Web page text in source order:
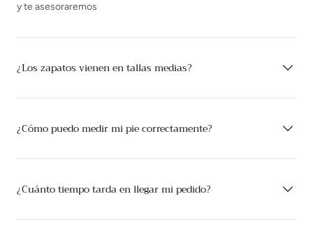
y te asesoraremos
¿Los zapatos vienen en tallas medias?
¿Cómo puedo medir mi pie correctamente?
¿Cuánto tiempo tarda en llegar mi pedido?